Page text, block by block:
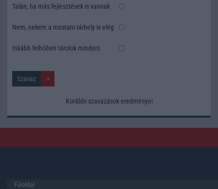
Talán, ha más fejlesztések is vannak
Nem, nekem a mostani tárhely is elég
Inkább felhőben tárolok mindent
Korábbi szavazások eredményei
Főoldal